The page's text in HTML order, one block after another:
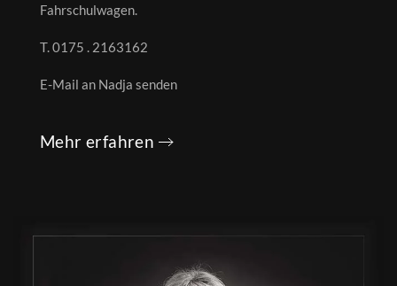
Fahrschulwagen.
T. 0175 . 2163162
E-Mail an Nadja senden
Mehr erfahren